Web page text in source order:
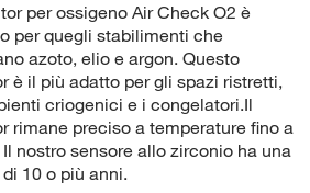
per ossigeno Air Check O2 è
per quegli stabilimenti che
azoto, elio e argon. Questo
è il più adatto per gli spazi ristretti,
criogenici e i congelatori.Il
rimane preciso a temperature fino a
Il nostro sensore allo zirconio ha una
10 o più anni.